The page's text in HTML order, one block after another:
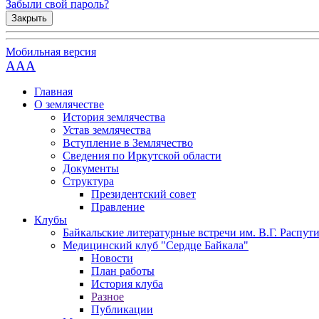
Забыли свой пароль?
Закрыть
Мобильная версия
AAA
Главная
О землячестве
История землячества
Устав землячества
Вступление в Землячество
Сведения по Иркутской области
Документы
Структура
Президентский совет
Правление
Клубы
Байкальские литературные встречи им. В.Г.
Медицинский клуб "Сердце Байкала"
Новости
План работы
История клуба
Разное
Публикации